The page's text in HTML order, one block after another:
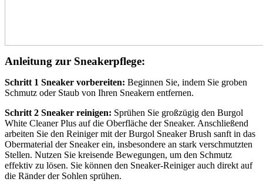
Anleitung zur Sneakerpflege:
Schritt 1 Sneaker vorbereiten: Beginnen Sie, indem Sie groben
Schmutz oder Staub von Ihren Sneakern entfernen.
Schritt 2 Sneaker reinigen: Sprühen Sie großzügig den Burgol
White Cleaner Plus auf die Oberfläche der Sneaker. Anschließend
arbeiten Sie den Reiniger mit der Burgol Sneaker Brush sanft in das
Obermaterial der Sneaker ein, insbesondere an stark verschmutzten
Stellen. Nutzen Sie kreisende Bewegungen, um den Schmutz
effektiv zu lösen. Sie können den Sneaker-Reiniger auch direkt auf
die Ränder der Sohlen sprühen.